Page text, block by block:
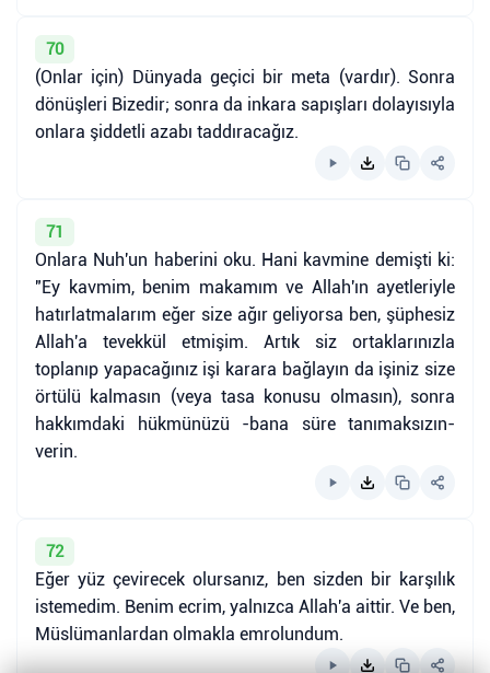
70
(Onlar için) Dünyada geçici bir meta (vardır). Sonra
dönüşleri Bizedir; sonra da inkara sapışları dolayısıyla
onlara şiddetli azabı taddıracağız.
71
Onlara Nuh'un haberini oku. Hani kavmine demişti ki:
"Ey kavmim, benim makamım ve Allah'ın ayetleriyle
hatırlatmalarım eğer size ağır geliyorsa ben, şüphesiz
Allah'a tevekkül etmişim. Artık siz ortaklarınızla
toplanıp yapacağınız işi karara bağlayın da işiniz size
örtülü kalmasın (veya tasa konusu olmasın), sonra
hakkımdaki hükmünüzü -bana süre tanımaksızın-
verin.
72
Eğer yüz çevirecek olursanız, ben sizden bir karşılık
istemedim. Benim ecrim, yalnızca Allah'a aittir. Ve ben,
Müslümanlardan olmakla emrolundum.